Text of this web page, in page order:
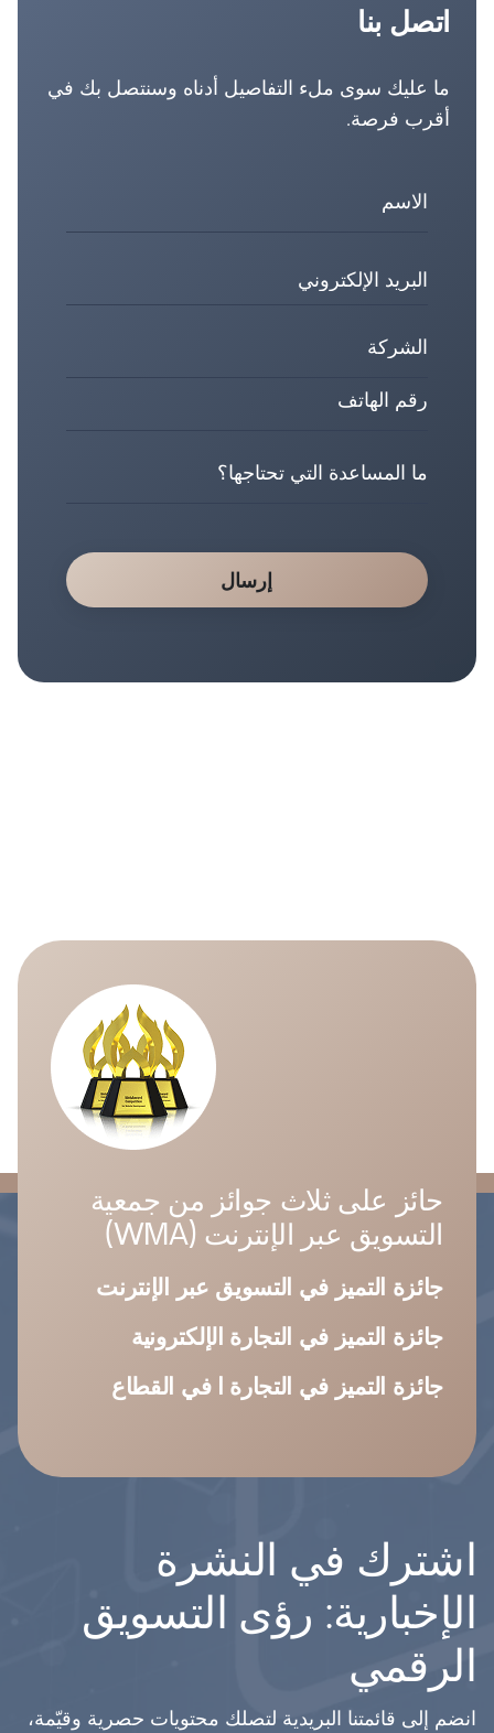
اتصل بنا
ما عليك سوى ملء التفاصيل أدناه وسنتصل بك في
أقرب فرصة.
إرسال
حائز على ثلاث جوائز من جمعية
التسويق عبر الإنترنت (WMA)
جائزة التميز في التسويق عبر الإنترنت
جائزة التميز في التجارة الإلكترونية
جائزة التميز في التجارة ا في القطاع
اشترك في النشرة
الإخبارية: رؤى التسويق
الرقمي
انضم إلى قائمتنا البريدية لتصلك محتويات حصرية وقيّمة،